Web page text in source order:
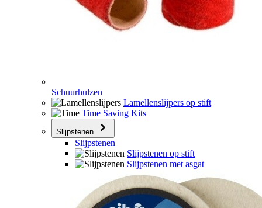
Schuurhulzen
Lamellenslijpers op stift
Time Saving Kits
Slijpstenen
Slijpstenen
Slijpstenen op stift
Slijpstenen met asgat